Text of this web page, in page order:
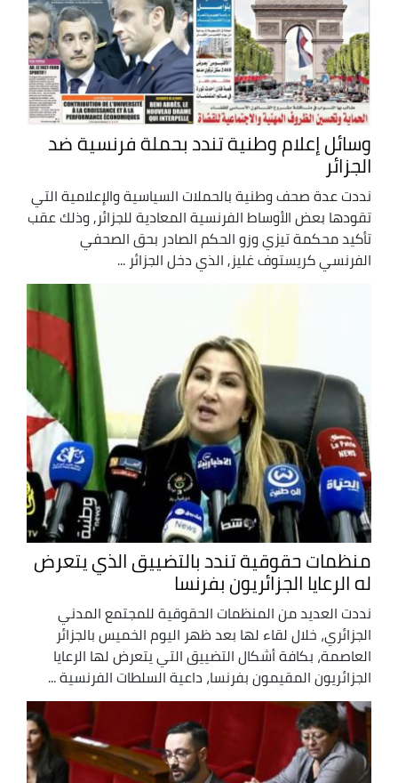
وسائل إعلام وطنية تندد بحملة فرنسية ضد
الجزائر
نددت عدة صحف وطنية بالحملات السياسية والإعلامية التي
تقودها بعض الأوساط الفرنسية المعادية للجزائر, وذلك عقب
تأكيد محكمة تيزي وزو الحكم الصادر بحق الصحفي
الفرنسي كريستوف غليز, الذي دخل الجزائر ...
منظمات حقوقية تندد بالتضييق الذي يتعرض
له الرعايا الجزائريون بفرنسا
نددت العديد من المنظمات الحقوقية للمجتمع المدني
الجزائري، خلال لقاء لها بعد ظهر اليوم الخميس بالجزائر
العاصمة، بكافة أشكال التضييق التي يتعرض لها الرعايا
الجزائريون المقيمون بفرنسا، داعية السلطات الفرنسية ...